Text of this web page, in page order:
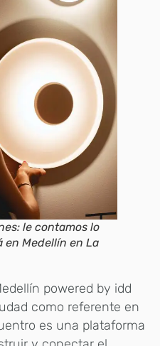
le contamos lo
Medellín en La
powered by idd
como referente en
es una plataforma